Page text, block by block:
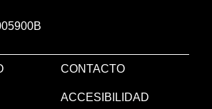
CONTACTO
ACCESIBILIDAD